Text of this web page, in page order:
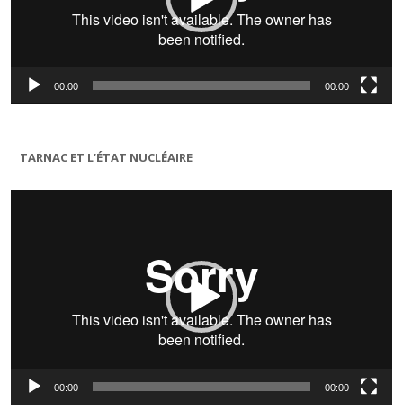
00:00 00:00
TARNAC ET L’ÉTAT NUCLÉAIRE
Lecteur
00:00 00:00